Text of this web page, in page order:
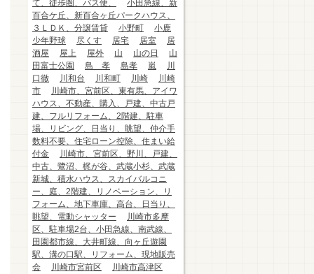
て、徒歩圏、バス便、
小田急線、新
百合ケ丘、新百合ヶ丘パークハウス、
３ＬＤＫ、分譲賃貸
小野町
小鹿
少年野球
尽くす 居宅 居室
居
酒屋
屋上 屋外 山 山の日
山
田富士公園
島 孝 島孝 嵐
川
口徹
川和台 川和町 川崎
川崎
市
川崎市、宮前区、東有馬、アイワ
ハウス、不動産、購入、戸建、中古戸
建、フルリフォーム、2階建、駐車
場、リビング、日当り、眺望、仲介手
数料不要、住宅ローン控除、住まい給
付金
川崎市、宮前区、野川、戸建、
中古、鷺沼、梶が谷、武蔵小杉、武蔵
新城、積水ハウス、スカイバルコニ
ー、庭、2階建、リノベーション、リ
フォーム、地下車庫、高台、日当り、
眺望、電動シャッター
川崎市多摩
区、駐車場2台、小田急線、南武線、
田園都市線、大井町線、向ヶ丘遊園
駅、溝の口駅、リフォーム、現地販売
会
川崎市宮前区
川崎市高津区